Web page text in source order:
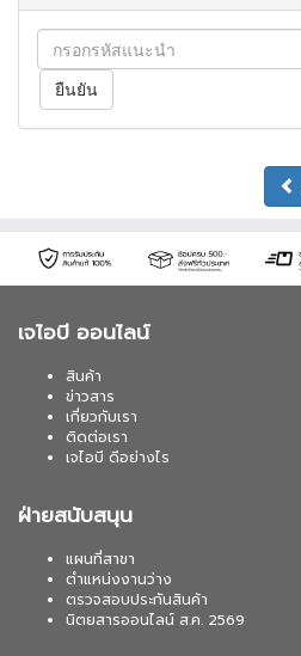
เจไอบี ออนไลน์
สินค้า
ข่าวสาร
เกี่ยวกับเรา
ติดต่อเรา
เจไอบี ดีอย่างไร
ฝ่ายสนับสนุน
แผนที่สาขา
ตำแหน่งงานว่าง
ตรวจสอบประกันสินค้า
นิตยสารออนไลน์ ส.ค. 2569